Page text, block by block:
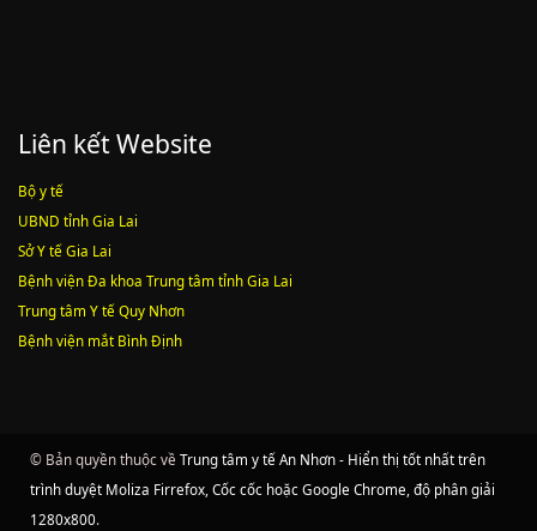
Liên kết Website
Bộ y tế
UBND tỉnh Gia Lai
Sở Y tế Gia Lai
Bệnh viện Đa khoa Trung tâm tỉnh Gia Lai
Trung tâm Y tế Quy Nhơn
Bệnh viện mắt Bình Định
© Bản quyền thuộc về Trung tâm y tế An Nhơn - Hiển thị tốt nhất trên
trình duyệt Moliza Firrefox, Cốc cốc hoặc Google Chrome, độ phân giải
1280x800.